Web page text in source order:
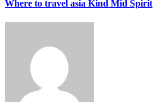
Where to travel asia Kind Mid Spirit